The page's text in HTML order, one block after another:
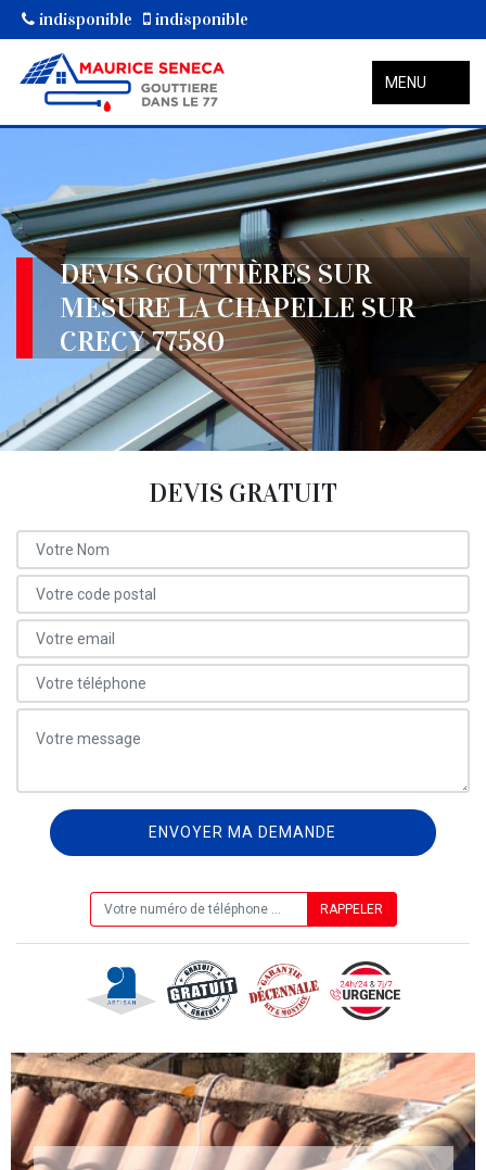
indisponible indisponible
MENU
DEVIS GOUTTIÈRES SUR
MESURE LA CHAPELLE SUR
CRECY 77580
DEVIS GRATUIT